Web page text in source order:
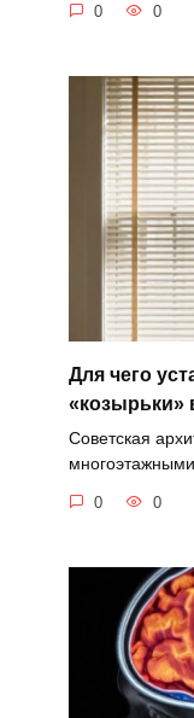
0 0
Для чего
«козырьки»
Советская
многоэтажными
0 0